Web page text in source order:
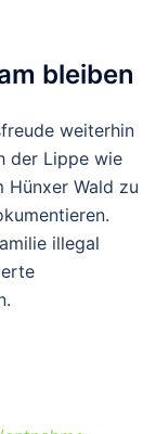
bleiben
weiterhin
der Lippe wie
Hünxer Wald zu
illegal